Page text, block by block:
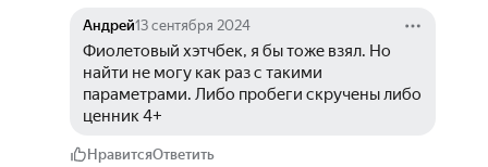
Андрей13 сентября 2024
Фиолетовый хэтчбек, я бы тоже взял. Но
найти не могу как раз с такими
параметрами. Либо пробеги скручены либо
ценник 4+
НравитсяОтветить